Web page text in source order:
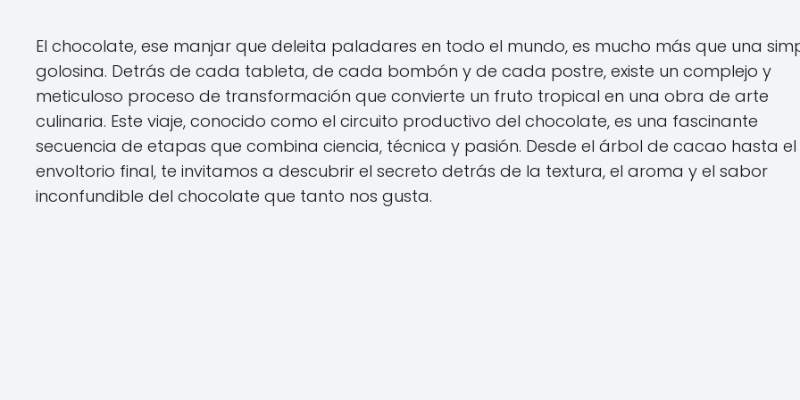
El chocolate, ese manjar que deleita paladares en todo el mundo, es mucho más que una
golosina. Detrás de cada tableta, de cada bombón y de cada postre, existe un complejo y
meticuloso proceso de transformación que convierte un fruto tropical en una obra de arte
culinaria. Este viaje, conocido como el circuito productivo del chocolate, es una fascinante
secuencia de etapas que combina ciencia, técnica y pasión. Desde el árbol de cacao hasta el
envoltorio final, te invitamos a descubrir el secreto detrás de la textura, el aroma y el sabor
inconfundible del chocolate que tanto nos gusta.